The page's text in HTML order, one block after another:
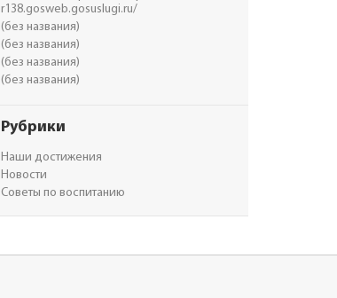
r138.gosweb.gosuslugi.ru/
(без названия)
(без названия)
(без названия)
(без названия)
Рубрики
Наши достижения
Новости
Советы по воспитанию